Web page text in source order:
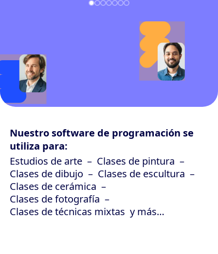
Nuestro software de programación se
utiliza para:
Estudios de arte
Clases de pintura
Clases de dibujo
Clases de escultura
Clases de cerámica
Clases de fotografía
Clases de técnicas mixtas y más…